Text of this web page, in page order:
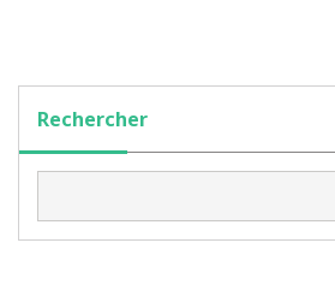
Rechercher